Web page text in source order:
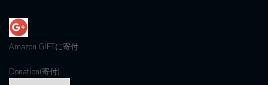
Amazon GIFTに寄付
Donation(寄付)